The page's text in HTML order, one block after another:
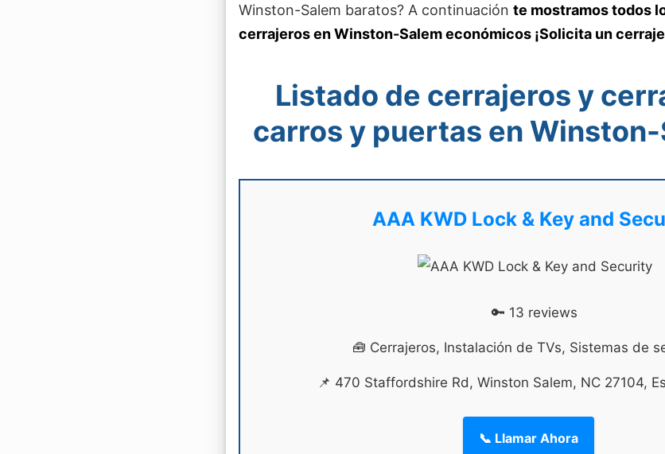
Winston-Salem baratos? A continuación te mostramostodos
cerrajeros en Winston-Salemeconómicos ¡Solicita un
Listado de cerrajeros y
carros y puertas en Winston-
AAA KWD Lock & Key and
🔑 13 reviews
🧰 Cerrajeros, Instalación de TVs, Sistemas de
📌 470 Staffordshire Rd, Winston Salem, NC 27104,
📞 Llamar Ahora